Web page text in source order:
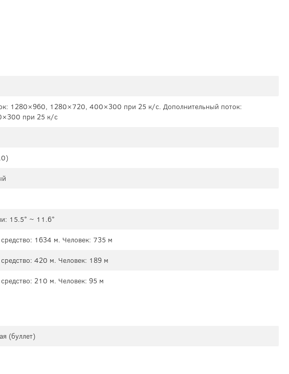
1280×960, 1280×720, 400×300 при 25 к/с. Дополнительный поток:
при 25 к/с
15.5° ~ 11.6°
1634 м. Человек: 735 м
420 м. Человек: 189 м
210 м. Человек: 95 м
(буллет)